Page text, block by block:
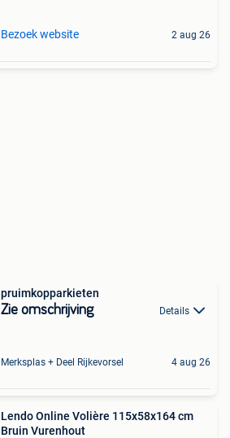
Bezoek website 2 aug 26
pruimkopparkieten
Zie omschrijving Details
Merksplas + Deel Rijkevorsel 4 aug 26
Lendo Online Volière 115x58x164 cm
Bruin Vurenhout